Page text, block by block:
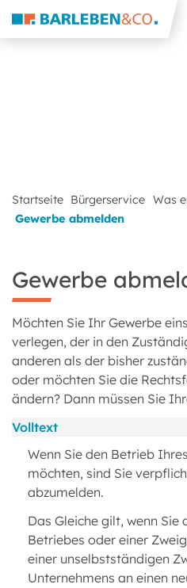
Startseite Bürgerservice Was
Gewerbe abmelden
Gewerbe
Möchten Sie Ihr Gewerbe
verlegen, der in den
anderen als der bisher
oder möchten Sie die
ändern? Dann müssen Sie
Volltext
Wenn Sie den Betrieb
möchten, sind Sie
abzumelden.
Das Gleiche gilt, wenn Sie
Betriebes oder einer
einer unselbstständigen
Unternehmens an einen